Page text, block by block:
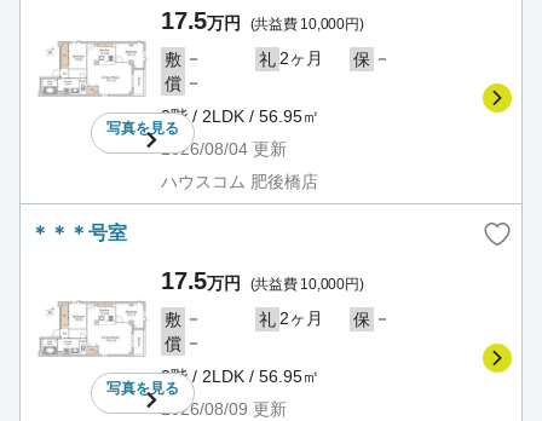
写真を見る
17.5万円 (共益費 10,000円)
敷 － 礼 2ヶ月 保 －
償 －
3階 / 2LDK / 56.95㎡
2026/08/04 更新
ハウスコム 肥後橋店
＊＊＊号室
写真を見る
17.5万円 (共益費 10,000円)
敷 － 礼 2ヶ月 保 －
償 －
3階 / 2LDK / 56.95㎡
2026/08/09 更新